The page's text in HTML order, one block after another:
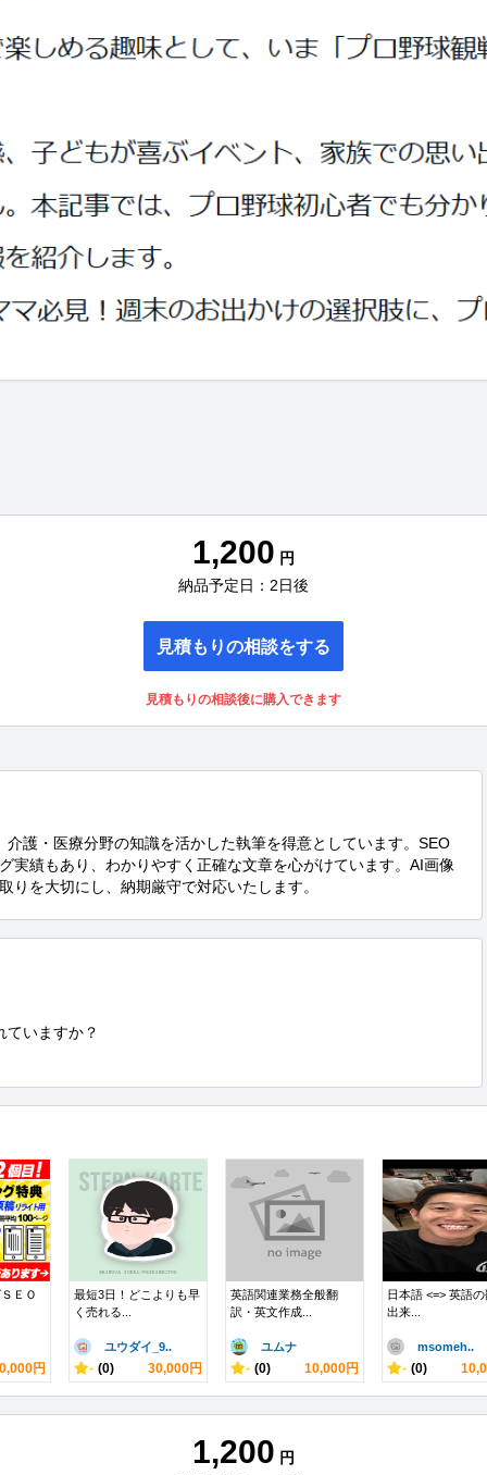
1,200 円
納品予定日：2日後
見積もりの相談をする
見積もりの相談後に購入できます
護・医療分野の知識を活かした執筆を得意としています。SEO
実績もあり、わかりやすく正確な文章を心がけています。AI画像
りを大切にし、納期厳守で対応いたします。
ていますか？
ＥＯ
円
最短3日！どこよりも早
く売れる...
ユウダイ_9..
- (0) 30,000円
英語関連業務全般翻
訳・英文作成...
ユムナ
- (0) 10,000円
日本語 <=> 英語
出来...
msomeh..
- (0)
1,200 円